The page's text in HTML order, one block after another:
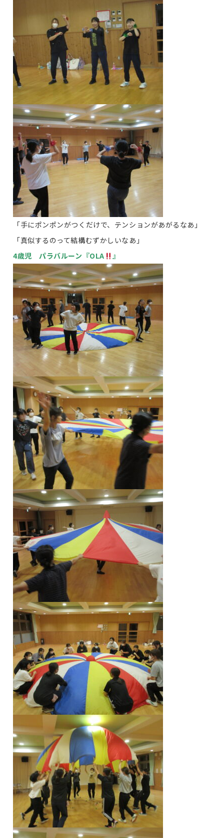
「手にポンポンがつくだけで、テンションがあがるなあ」
「真似するのって結構むずかしいなあ」
4歳児 パラバルーン『OLA
』